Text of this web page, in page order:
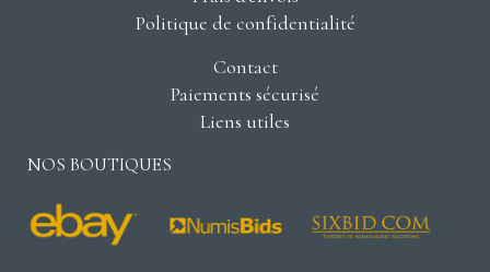
Politique de confidentialité
Contact
Paiements sécurisé
Liens utiles
NOS BOUTIQUES